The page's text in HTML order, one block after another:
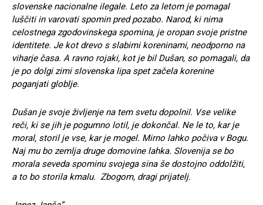
slovenske nacionalne ilegale. Leto za letom je pomagal
luščiti in varovati spomin pred pozabo. Narod, ki nima
celostnega zgodovinskega spomina, je oropan svoje pristne
identitete. Je kot drevo s slabimi koreninami, neodporno na
viharje časa. A ravno rojaki, kot je bil Dušan, so pomagali, da
je po dolgi zimi slovenska lipa spet začela korenine
poganjati globlje.
Dušan je svoje življenje na tem svetu dopolnil. Vse velike
reči, ki se jih je pogumno lotil, je dokončal. Ne le to, kar je
moral, storil je vse, kar je mogel. Mirno lahko počiva v Bogu.
Naj mu bo zemlja druge domovine lahka. Slovenija se bo
morala seveda spominu svojega sina še dostojno oddolžiti,
a to bo storila kmalu. Zbogom, dragi prijatelj.